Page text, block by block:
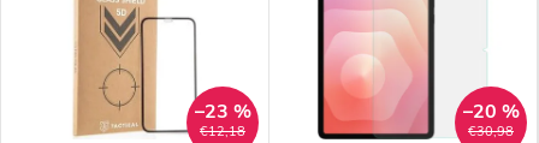
€12,18
–23 %
€30,98
–20 %